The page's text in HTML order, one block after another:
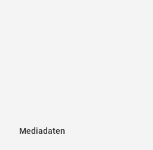
Mediadaten